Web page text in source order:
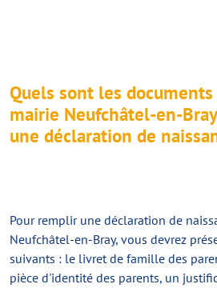
Quels sont les
mairie Neufchâtel-en-
une déclaration de
Pour remplir une déclaration de
Neufchâtel-en-Bray, vous devrez
suivants : le livret de famille des
pièce d'identité des parents, un